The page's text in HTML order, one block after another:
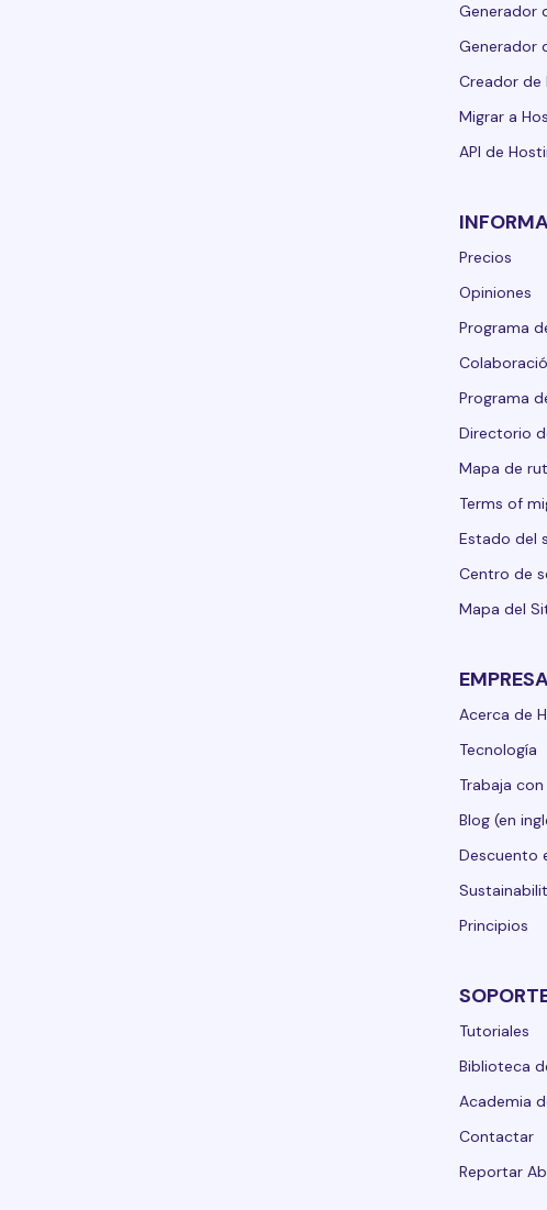
Generador
Generador
Creador de
Migrar a
API de
Precios
Opiniones
Programa
Programa
Directorio
Mapa de
Terms of
Estado del
Centro de
Mapa del
Acerca de
Tecnología
Trabaja
Blog (en
Descuento
Principios
Tutoriales
Biblioteca
Academia
Contactar
Reportar